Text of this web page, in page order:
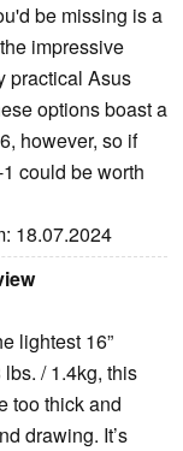
be missing is a
impressive
practical Asus
options boast a
however, so if
could be worth
18.07.2024
lightest 16”
/ 1.4kg, this
too thick and
drawing. It’s